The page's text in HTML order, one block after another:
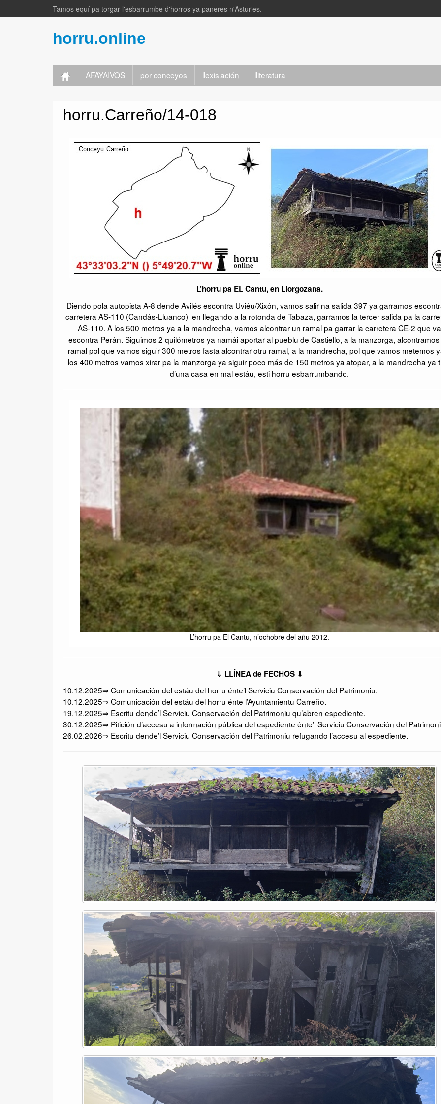
Tamos equí pa torgar l'esbarrumbe d'horros ya paneres n'Asturies.
horru.online
AFAYAIVOS por conceyos llexislación lliteratura
horru.Carreño/14-018
L’horru pa EL Cantu, en Llorgozana.
Diendo pola autopista A-8 dende Avilés escontra Uviéu/Xixón, vamos salir na salida 397 ya garramos
carretera AS-110 (Candás-Lluanco); en llegando a la rotonda de Tabaza, garramos la tercer salida pa la
AS-110. A los 500 metros ya a la mandrecha, vamos alcontrar un ramal pa garrar la carretera CE-2 que va
escontra Perán. Siguimos 2 quilómetros ya namái aportar al pueblu de Castiello, a la manzorga,
ramal pol que vamos siguir 300 metros fasta alcontrar otru ramal, a la mandrecha, pol que vamos metemos
los 400 metros vamos xirar pa la manzorga ya siguir poco más de 150 metros ya atopar, a la mandrecha ya
d’una casa en mal estáu, esti horru esbarrumbando.
L’horru pa El Cantu, n’ochobre del añu 2012.
⇓ LLÍNEA de FECHOS ⇓
10.12.2025⇒ Comunicación del estáu del horru énte’l Serviciu Conservación del Patrimoniu.
10.12.2025⇒ Comunicación del estáu del horru énte l’Ayuntamientu Carreño.
19.12.2025⇒ Escritu dende’l Serviciu Conservación del Patrimoniu qu’abren espediente.
30.12.2025⇒ Pitición d’accesu a información pública del espediente énte’l Serviciu Conservación del
26.02.2026⇒ Escritu dende’l Serviciu Conservación del Patrimoniu refugando l’accesu al espediente.